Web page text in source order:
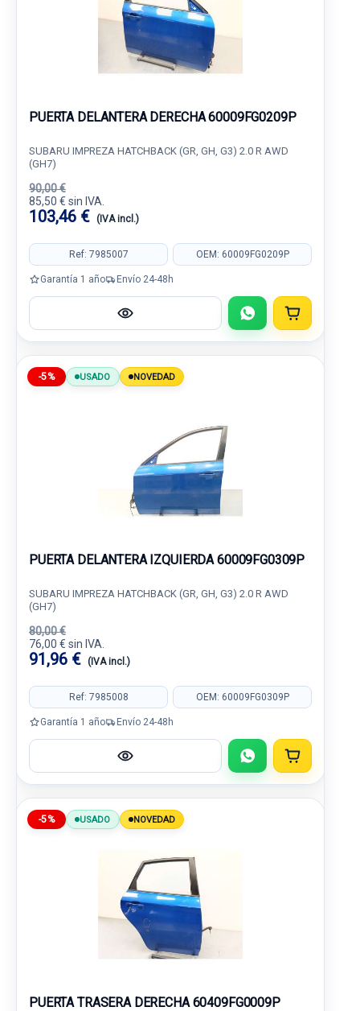
PUERTA DELANTERA DERECHA 60009FG0209P
SUBARU IMPREZA HATCHBACK (GR, GH, G3) 2.0 R AWD
(GH7)
90,00 €
85,50 € sin IVA.
103,46 € (IVA incl.)
Ref: 7985007 OEM: 60009FG0209P
Garantía 1 año Envío 24-48h
-5% USADO NOVEDAD
PUERTA DELANTERA IZQUIERDA 60009FG0309P
SUBARU IMPREZA HATCHBACK (GR, GH, G3) 2.0 R AWD
(GH7)
80,00 €
76,00 € sin IVA.
91,96 € (IVA incl.)
Ref: 7985008 OEM: 60009FG0309P
Garantía 1 año Envío 24-48h
-5% USADO NOVEDAD
PUERTA TRASERA DERECHA 60409FG0009P